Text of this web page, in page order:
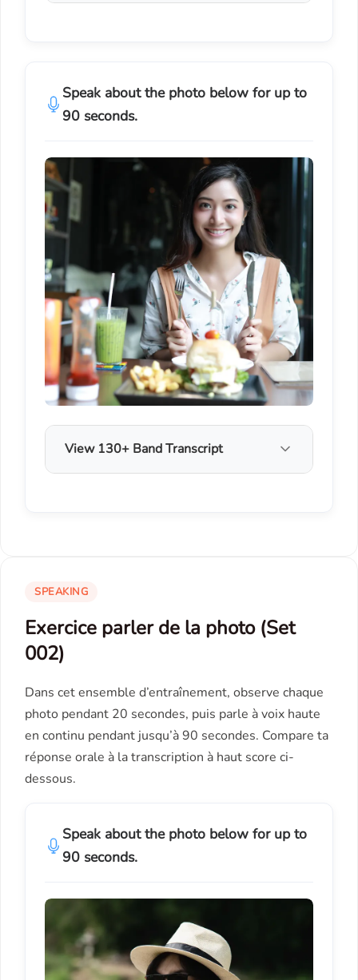
Speak about the photo below for up to
90 seconds.
View 130+ Band Transcript
SPEAKING
Exercice parler de la photo (Set
002)
Dans cet ensemble d’entraînement, observe chaque
photo pendant 20 secondes, puis parle à voix haute
en continu pendant jusqu’à 90 secondes. Compare ta
réponse orale à la transcription à haut score ci-
dessous.
Speak about the photo below for up to
90 seconds.